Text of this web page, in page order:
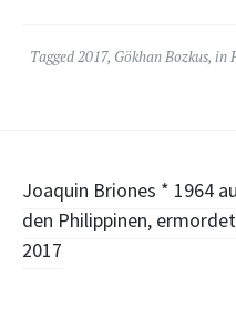
Tagged2017, Gökhan Bozkus, in
Post
navigation
Joaquin Briones * 1964
den Philippinen, ermordet
2017